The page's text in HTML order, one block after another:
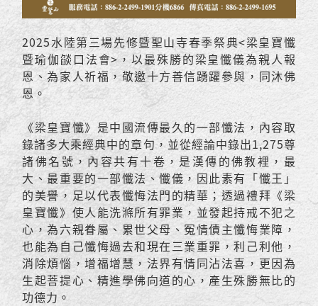
2025水陸第三場先修暨聖山寺春季祭典<梁皇寶懺
暨瑜伽燄口法會>，以最殊勝的梁皇懺儀為親人報
恩、為家人祈福，敬邀十方善信踴躍參與，同沐佛
恩。
《梁皇寶懺》是中國流傳最久的一部懺法，內容取
錄諸多大乘經典中的章句，並從經論中錄出1,275尊
諸佛名號，內容共有十卷，是漢傳的佛教裡，最
大、最重要的一部懺法、懺儀，因此素有「懺王」
的美譽，足以代表懺悔法門的精華；透過禮拜《梁
皇寶懺》使人能洗滌所有罪業，並發起持戒不犯之
心，為六親眷屬、累世父母、冤情債主懺悔業障，
也能為自己懺悔過去和現在三業重罪，利己利他，
消除煩惱，增福增慧，法界有情同沾法喜，更因為
生起菩提心、精進學佛向道的心，產生殊勝無比的
功德力。